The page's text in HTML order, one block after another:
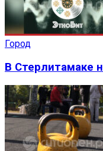
Город
В Стерлитамаке